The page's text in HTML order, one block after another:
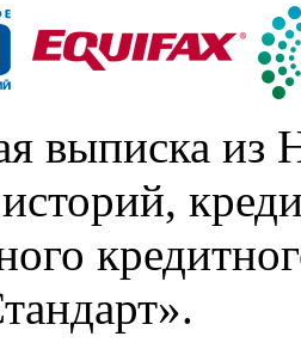
выписка из